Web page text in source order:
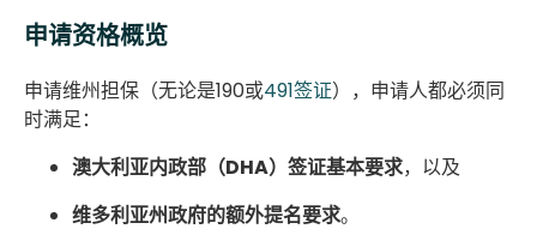
申请资格概览
申请维州担保（无论是190或491签证），申请人都必须同
时满足：
澳大利亚内政部（DHA）签证基本要求，以及
维多利亚州政府的额外提名要求。